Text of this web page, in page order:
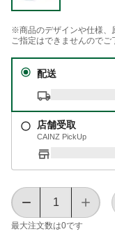
※商品のデザインや仕様、
ご指定はできませんのでご
配送
店舗受取
CAINZ PickUp
最大注文数は0です